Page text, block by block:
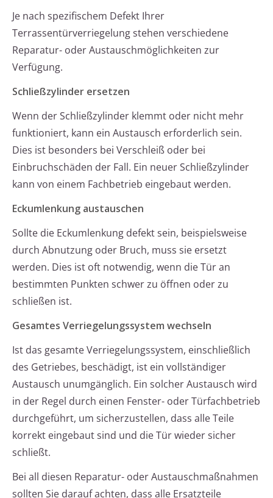
Je nach spezifischem Defekt Ihrer
Terrassentürverriegelung stehen verschiedene
Reparatur- oder Austauschmöglichkeiten zur
Verfügung.
Schließzylinder ersetzen
Wenn der Schließzylinder klemmt oder nicht mehr
funktioniert, kann ein Austausch erforderlich sein.
Dies ist besonders bei Verschleiß oder bei
Einbruchschäden der Fall. Ein neuer Schließzylinder
kann von einem Fachbetrieb eingebaut werden.
Eckumlenkung austauschen
Sollte die Eckumlenkung defekt sein, beispielsweise
durch Abnutzung oder Bruch, muss sie ersetzt
werden. Dies ist oft notwendig, wenn die Tür an
bestimmten Punkten schwer zu öffnen oder zu
schließen ist.
Gesamtes Verriegelungssystem wechseln
Ist das gesamte Verriegelungssystem, einschließlich
des Getriebes, beschädigt, ist ein vollständiger
Austausch unumgänglich. Ein solcher Austausch wird
in der Regel durch einen Fenster- oder Türfachbetrieb
durchgeführt, um sicherzustellen, dass alle Teile
korrekt eingebaut sind und die Tür wieder sicher
schließt.
Bei all diesen Reparatur- oder Austauschmaßnahmen
sollten Sie darauf achten, dass alle Ersatzteile